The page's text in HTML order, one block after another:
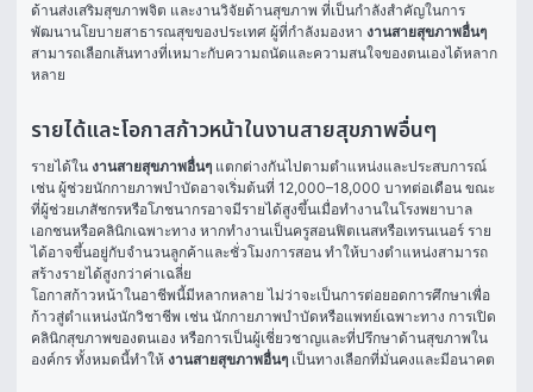
ด้านส่งเสริมสุขภาพจิต และงานวิจัยด้านสุขภาพ ที่เป็นกำลังสำคัญในการ
พัฒนานโยบายสาธารณสุขของประเทศ ผู้ที่กำลังมองหา งานสายสุขภาพอื่นๆ
สามารถเลือกเส้นทางที่เหมาะกับความถนัดและความสนใจของตนเองได้หลาก
หลาย
รายได้และโอกาสก้าวหน้าในงานสายสุขภาพอื่นๆ
รายได้ใน งานสายสุขภาพอื่นๆ แตกต่างกันไปตามตำแหน่งและประสบการณ์
เช่น ผู้ช่วยนักกายภาพบำบัดอาจเริ่มต้นที่ 12,000–18,000 บาทต่อเดือน ขณะ
ที่ผู้ช่วยเภสัชกรหรือโภชนากรอาจมีรายได้สูงขึ้นเมื่อทำงานในโรงพยาบาล
เอกชนหรือคลินิกเฉพาะทาง หากทำงานเป็นครูสอนฟิตเนสหรือเทรนเนอร์ ราย
ได้อาจขึ้นอยู่กับจำนวนลูกค้าและชั่วโมงการสอน ทำให้บางตำแหน่งสามารถ
สร้างรายได้สูงกว่าค่าเฉลี่ย
โอกาสก้าวหน้าในอาชีพนี้มีหลากหลาย ไม่ว่าจะเป็นการต่อยอดการศึกษาเพื่อ
ก้าวสู่ตำแหน่งนักวิชาชีพ เช่น นักกายภาพบำบัดหรือแพทย์เฉพาะทาง การเปิด
คลินิกสุขภาพของตนเอง หรือการเป็นผู้เชี่ยวชาญและที่ปรึกษาด้านสุขภาพใน
องค์กร ทั้งหมดนี้ทำให้ งานสายสุขภาพอื่นๆ เป็นทางเลือกที่มั่นคงและมีอนาคต